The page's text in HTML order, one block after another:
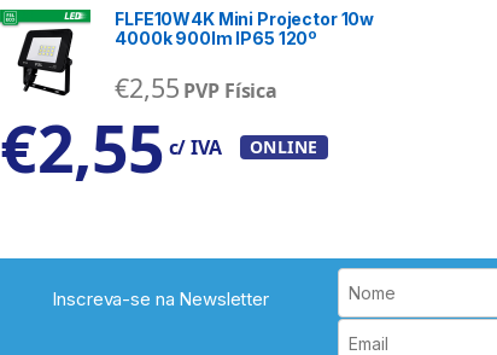
FLFE10W4K Mini Projector 10w
4000k 900lm IP65 120º
€2,55 PVP Física
€2,55 c/ IVA ONLINE
Inscreva-se na Newsletter